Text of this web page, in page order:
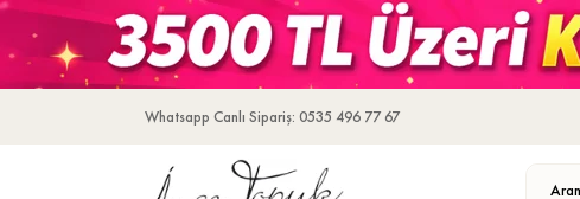
Whatsapp Canlı Sipariş: 0535 496 77 67